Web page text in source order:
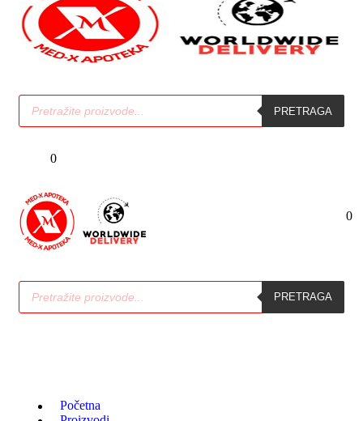
PRETRAGA
0
0
PRETRAGA
Početna